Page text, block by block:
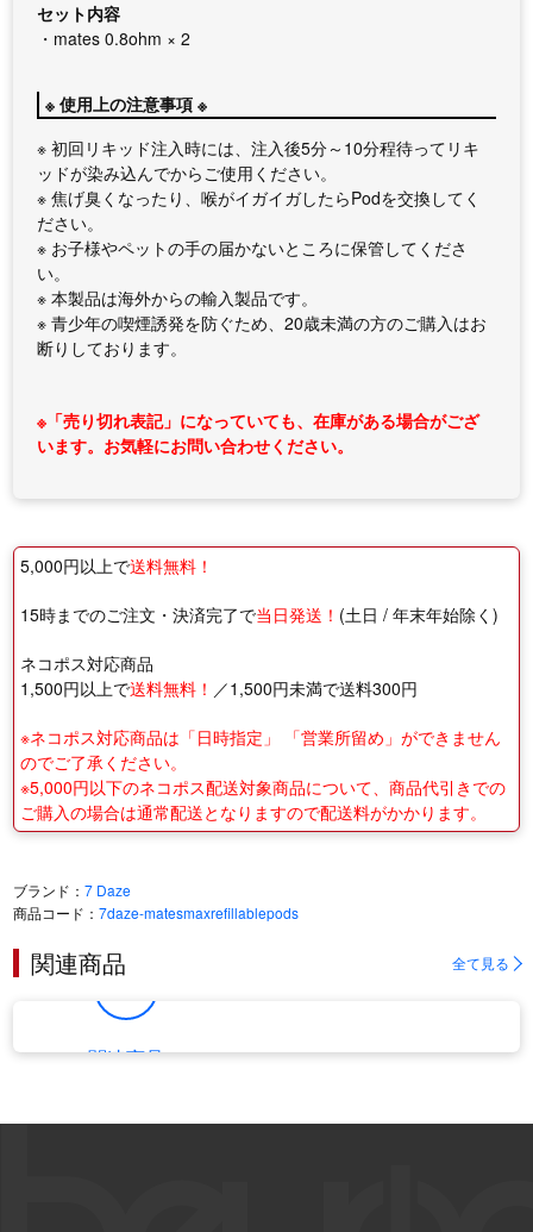
セット内容
・mates 0.8ohm × 2
※ 使用上の注意事項 ※
※ 初回リキッド注入時には、注入後5分～10分程待ってリキ
ッドが染み込んでからご使用ください。
※ 焦げ臭くなったり、喉がイガイガしたらPodを交換してく
ださい。
※ お子様やペットの手の届かないところに保管してくださ
い。
※ 本製品は海外からの輸入製品です。
※ 青少年の喫煙誘発を防ぐため、20歳未満の方のご購入はお
断りしております。
※「売り切れ表記」になっていても、在庫がある場合がござ
います。お気軽にお問い合わせください。
5,000円以上で送料無料！
15時までのご注文・決済完了で当日発送！ (土日 / 年末年始除く)
ネコポス対応商品
1,500円以上で送料無料！ ／1,500円未満で送料300円
※ネコポス対応商品は「日時指定」 「営業所留め」ができません
のでご了承ください。
※5,000円以下のネコポス配送対象商品について、商品代引きでの
ご購入の場合は通常配送となりますので配送料がかかります。
ブランド：7 Daze
商品コード：7daze-matesmaxrefillablepods
関連商品 全て見る
関連商品